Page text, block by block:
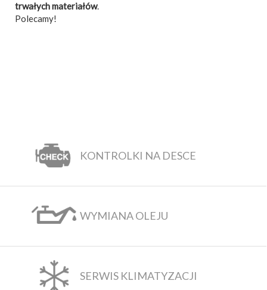
trwałych materiałów.
Polecamy!
KONTROLKI NA DESCE
WYMIANA OLEJU
SERWIS KLIMATYZACJI